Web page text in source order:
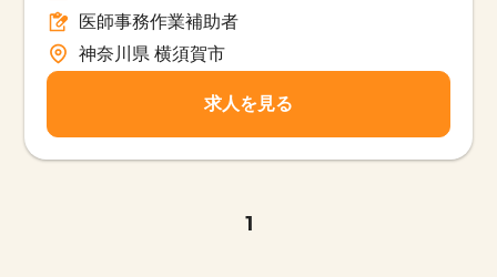
医師事務作業補助者
神奈川県 横須賀市
求人を見る
1